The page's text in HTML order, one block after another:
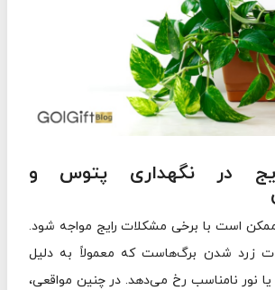
در نگهداری پتوس و
است با برخی مشکلات رایج مواجه شود.
زرد شدن برگ‌هاست که معمولاً به دلیل
نور نامناسب رخ می‌دهد. در چنین مواقعی،